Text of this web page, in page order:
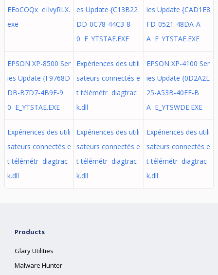
EEoCOQx eIIvyRLX.
exe
es Update {C13B22
DD-0C78-44C3-8
0 E_YTSTAE.EXE
ies Update {CAD1E8
FD-0521-48DA-A
A E_YTSTAE.EXE
EPSON XP-8500 Ser
ies Update {F9768D
DB-B7D7-4B9F-9
0 E_YTSTAE.EXE
Expériences des utili
sateurs connectés e
t télémétr diagtrac
k.dll
EPSON XP-4100 Ser
ies Update {0D2A2E
25-A53B-40FE-B
A E_YTSWDE.EXE
Expériences des utili
sateurs connectés e
t télémétr diagtrac
k.dll
Expériences des utili
sateurs connectés e
t télémétr diagtrac
k.dll
Expériences des utili
sateurs connectés e
t télémétr diagtrac
k.dll
Products
Glary Utilities
Malware Hunter